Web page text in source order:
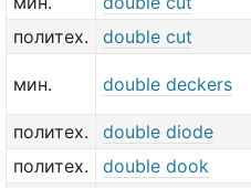
политех.
double cut
мин. double deckers
политех.
double diode
политех.
double dook